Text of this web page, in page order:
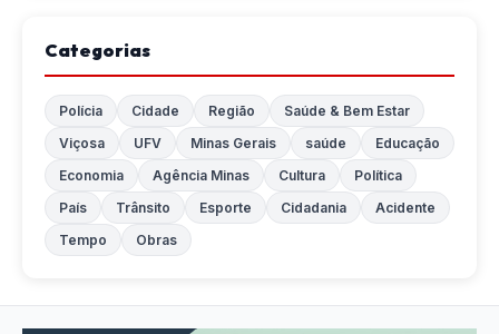
Categorias
Polícia Cidade Região
Saúde & Bem Estar
Viçosa
UFV Minas Gerais saúde
Educação
Economia
Agência Minas Cultura
Política
País
Trânsito Esporte Cidadania
Acidente
Tempo
Obras